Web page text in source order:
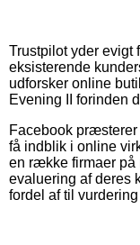
Trustpilot yder evigt
eksisterende
udforsker online
Evening II forinden
Facebook
få indblik i online
en række firmaer på
evaluering af deres
fordel af til